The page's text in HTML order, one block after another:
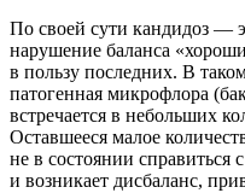
По своей сути кандидоз —
нарушение баланса
в пользу последних. В
патогенная микрофлора
встречается в небольших
Оставшееся малое
не в состоянии
и возникает дисбаланс,